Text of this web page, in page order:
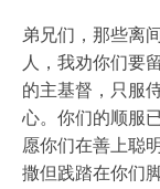
弟兄们，那些离
人，我劝你们要
的主基督，只服
心。你们的顺服
愿你们在善上聪
撒但践踏在你们